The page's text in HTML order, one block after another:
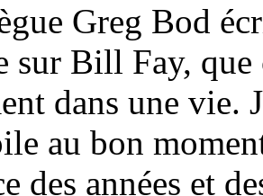
Greg Bod
sur Bill Fay,
dans une vie.
au bon
des années et